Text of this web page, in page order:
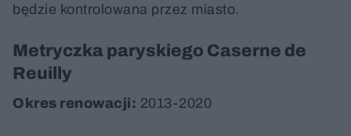
będzie kontrolowana przez miasto.
Metryczka paryskiego Caserne de
Reuilly
Okres renowacji: 2013-2020